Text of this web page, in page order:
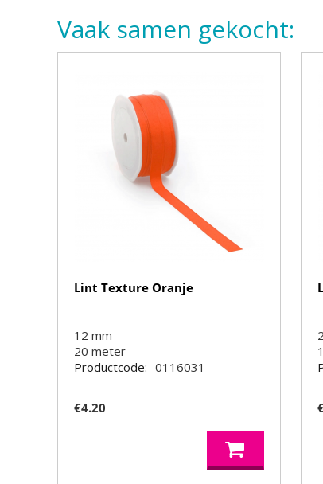
Vaak samen gekocht:
Lint Texture Oranje
12 mm
20 meter
Productcode: 0116031
€4.20